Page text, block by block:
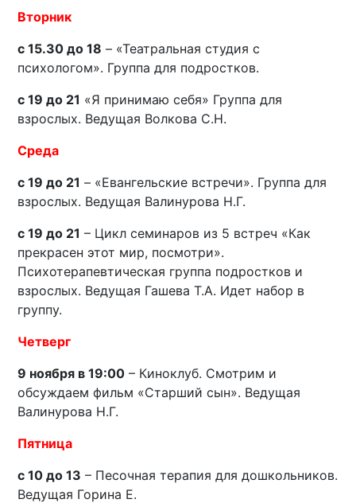
Вторник
с 15.30 до 18 – «Театральная студия с
психологом». Группа для подростков.
с 19 до 21 «Я принимаю себя» Группа для
взрослых. Ведущая Волкова С.Н.
Среда
с 19 до 21 – «Евангельские встречи». Группа для
взрослых. Ведущая Валинурова Н.Г.
с 19 до 21 – Цикл семинаров из 5 встреч «Как
прекрасен этот мир, посмотри».
Психотерапевтическая группа подростков и
взрослых. Ведущая Гашева Т.А. Идет набор в
группу.
Четверг
9 ноября в 19:00 – Киноклуб. Смотрим и
обсуждаем фильм «Старший сын». Ведущая
Валинурова Н.Г.
Пятница
с 10 до 13 – Песочная терапия для дошкольников.
Ведущая Горина Е.